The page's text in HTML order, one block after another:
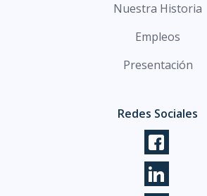
Nuestra Historia
Empleos
Presentación
Redes Sociales